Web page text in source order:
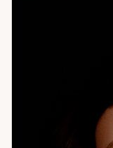
собственных
живёшь в
не с тем, «как
Помогаю это
приходите.